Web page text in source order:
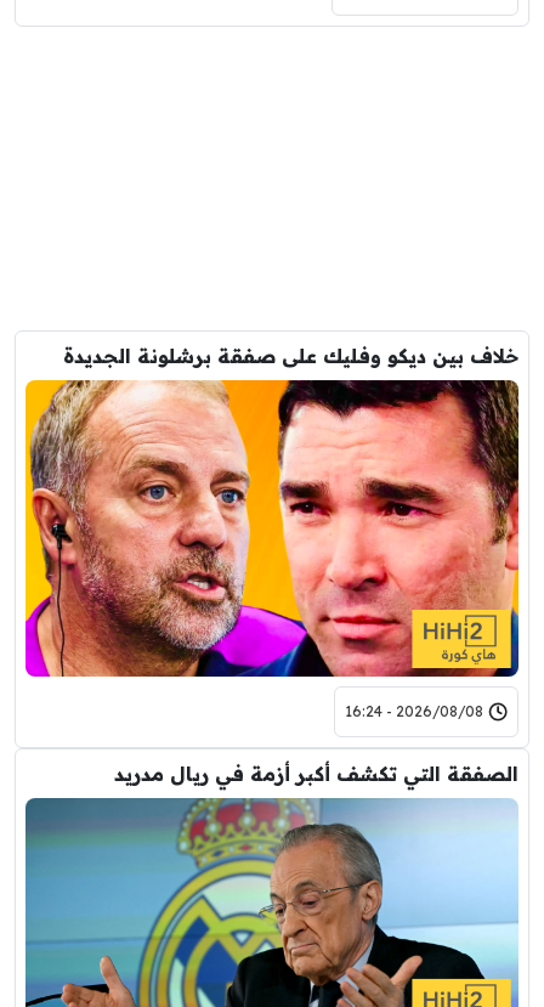
خلاف بين ديكو وفليك على صفقة برشلونة الجديدة
2026/08/08 - 16:24
الصفقة التي تكشف أكبر أزمة في ريال مدريد